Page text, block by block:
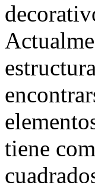
tiene